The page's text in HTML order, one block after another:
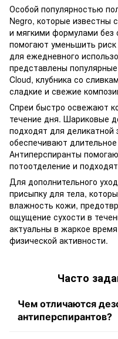
Особой популярностью
Negro, которые
и мягкими формулами без
помогают уменьшить
для ежедневного
представлены
Cloud, клубника со
сладкие и свежие
Спреи быстро освежают
течение дня. Шариковые
подходят для
обеспечивают
Антиперспиранты
потоотделение и
Для дополнительного
присыпку для тела,
влажность кожи,
ощущение сухости в
актуальны в жаркое
физической активности.
Часто
Чем отличаются
антиперспирантов?